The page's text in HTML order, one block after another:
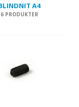
A4
6 PRODUKTER